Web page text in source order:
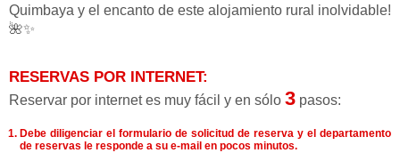
Quimbaya y el encanto de este alojamiento rural inolvidable!
🌺✨
RESERVAS POR INTERNET:
Reservar por internet es muy fácil y en sólo 3 pasos:
Debe diligenciar el formulario de solicitud de reserva y el departamento
de reservas le responde a su e-mail en pocos minutos.